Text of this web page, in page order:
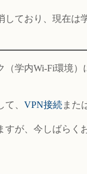
ており、現在は
学内Wi-Fi環境）
、 VPN接続また
が、今しばらく